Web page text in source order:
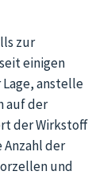
zur
einigen
anstelle
auf der
der Wirkstoff
der
und